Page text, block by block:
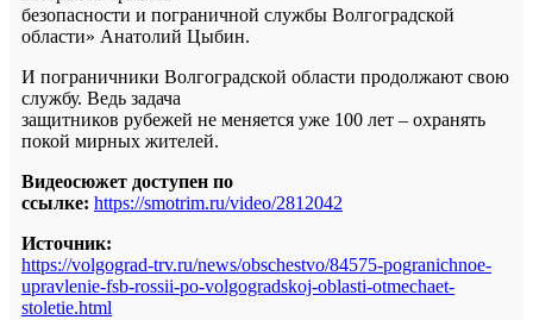
безопасности и пограничной службы Волгоградской
области» Анатолий Цыбин.
И пограничники Волгоградской области продолжают свою
службу. Ведь задача
защитников рубежей не меняется уже 100 лет – охранять
покой мирных жителей.
Видеосюжет доступен по
ссылке: https://smotrim.ru/video/2812042
Источник:
https://volgograd-trv.ru/news/obschestvo/84575-pogranichnoe-
upravlenie-fsb-rossii-po-volgogradskoj-oblasti-otmechaet-
stoletie.html